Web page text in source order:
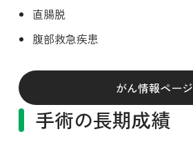
直腸脱
腹部救急疾患
がん情報ページ
手術の長期成績